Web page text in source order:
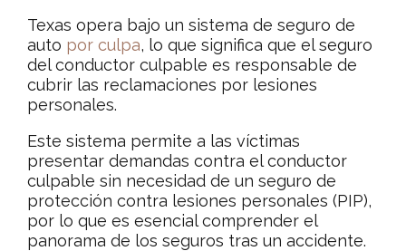
Texas opera bajo un sistema de seguro de
auto por culpa, lo que significa que el seguro
del conductor culpable es responsable de
cubrir las reclamaciones por lesiones
personales.
Este sistema permite a las víctimas
presentar demandas contra el conductor
culpable sin necesidad de un seguro de
protección contra lesiones personales (PIP),
por lo que es esencial comprender el
panorama de los seguros tras un accidente.